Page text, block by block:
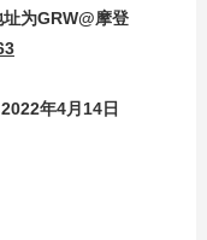
为GRW@摩登
年4月14日